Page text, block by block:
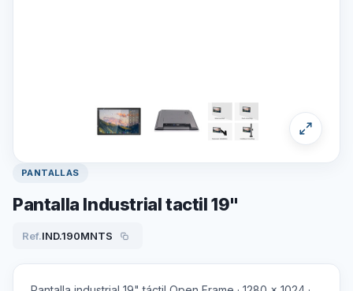
PANTALLAS
Pantalla Industrial tactil 19"
Ref.IND.190MNTS